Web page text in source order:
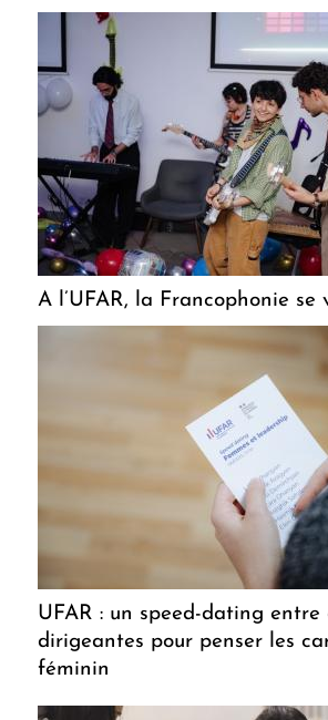
A l’UFAR, la Francophonie
UFAR : un speed-dating
dirigeantes pour penser les
féminin